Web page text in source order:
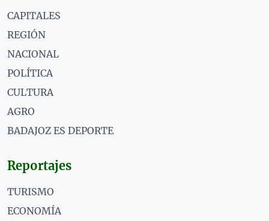
CAPITALES
REGIÓN
NACIONAL
POLÍTICA
CULTURA
AGRO
BADAJOZ ES DEPORTE
Reportajes
TURISMO
ECONOMÍA